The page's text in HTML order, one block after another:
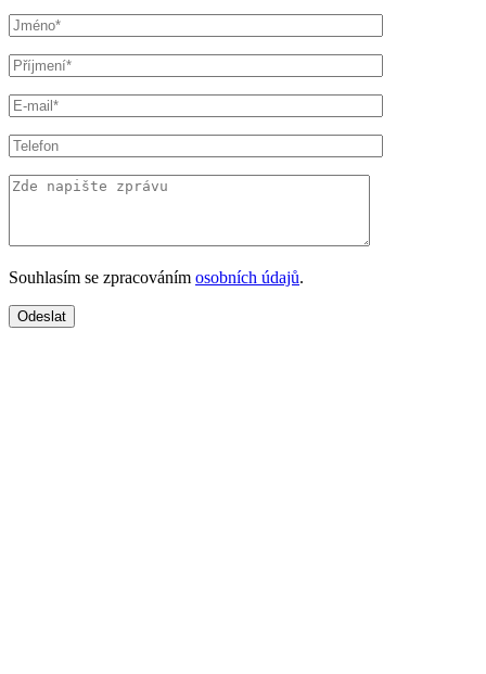
Souhlasím se zpracováním osobních údajů.